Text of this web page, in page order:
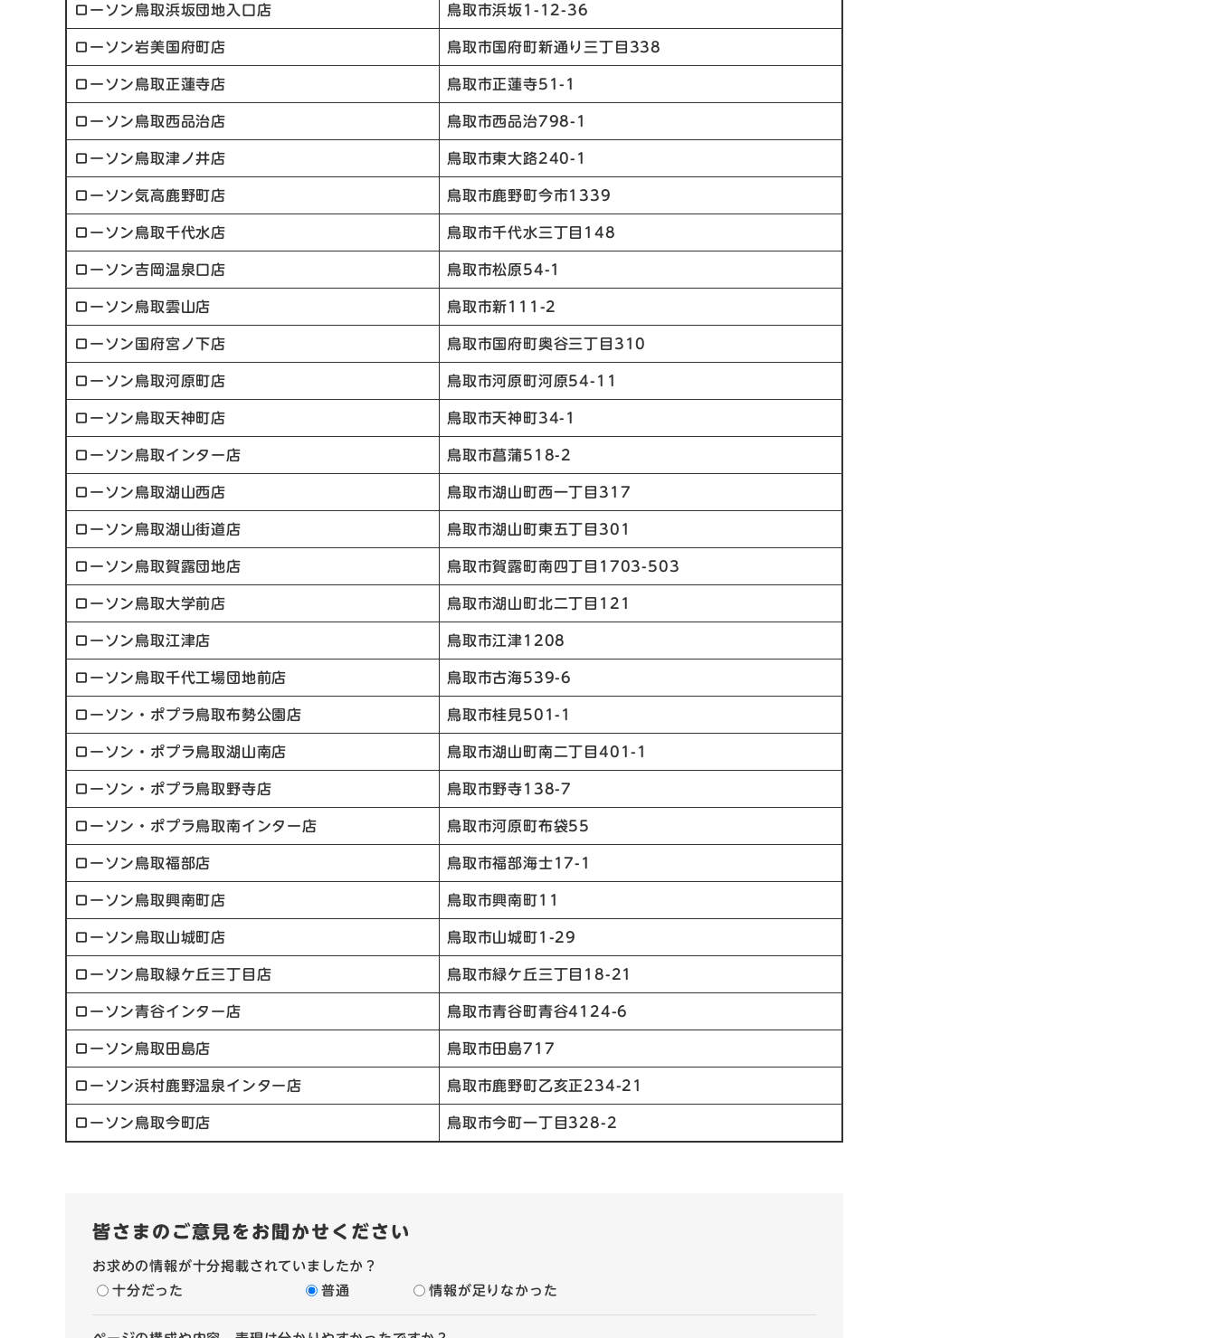
ローソン鳥取浜坂団地入口店 鳥取市浜坂1-12-36
ローソン岩美国府町店 鳥取市国府町新通り三丁目338
ローソン鳥取正蓮寺店 鳥取市正蓮寺51-1
ローソン鳥取西品治店 鳥取市西品治798-1
ローソン鳥取津ノ井店 鳥取市東大路240-1
ローソン気高鹿野町店 鳥取市鹿野町今市1339
ローソン鳥取千代水店 鳥取市千代水三丁目148
ローソン吉岡温泉口店 鳥取市松原54-1
ローソン鳥取雲山店 鳥取市新111-2
ローソン国府宮ノ下店 鳥取市国府町奥谷三丁目310
ローソン鳥取河原町店 鳥取市河原町河原54-11
ローソン鳥取天神町店 鳥取市天神町34-1
ローソン鳥取インター店 鳥取市菖蒲518-2
ローソン鳥取湖山西店 鳥取市湖山町西一丁目317
ローソン鳥取湖山街道店 鳥取市湖山町東五丁目301
ローソン鳥取賀露団地店 鳥取市賀露町南四丁目1703-503
ローソン鳥取大学前店 鳥取市湖山町北二丁目121
ローソン鳥取江津店 鳥取市江津1208
ローソン鳥取千代工場団地前店 鳥取市古海539-6
ローソン・ポプラ鳥取布勢公園店 鳥取市桂見501-1
ローソン・ポプラ鳥取湖山南店 鳥取市湖山町南二丁目401-1
ローソン・ポプラ鳥取野寺店 鳥取市野寺138-7
ローソン・ポプラ鳥取南インター店 鳥取市河原町布袋55
ローソン鳥取福部店 鳥取市福部海士17-1
ローソン鳥取興南町店 鳥取市興南町11
ローソン鳥取山城町店 鳥取市山城町1-29
ローソン鳥取緑ケ丘三丁目店 鳥取市緑ケ丘三丁目18-21
ローソン青谷インター店 鳥取市青谷町青谷4124-6
ローソン鳥取田島店 鳥取市田島717
ローソン浜村鹿野温泉インター店 鳥取市鹿野町乙亥正234-21
ローソン鳥取今町店 鳥取市今町一丁目328-2
皆さまのご意見をお聞かせください
お求めの情報が十分掲載されていましたか？
十分だった
普通 情報が足りなかった